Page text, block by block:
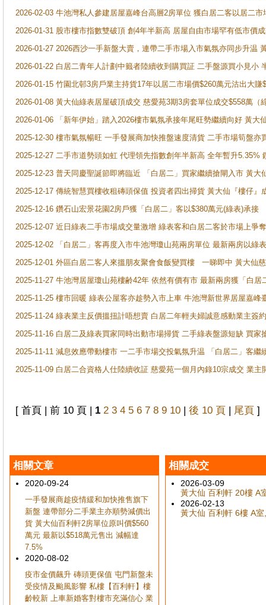
2026-02-03 牛池灣私人參建居屋嘉峰台高層2房單位 獲白居二客以居二市
2026-01-31 股市樓市指數雙破頂 創4年半新高 居屋自由市場罕有低市價
2026-01-27 2026西沙一手新盤大賣，連帶二手市場入市氣氛亦同步升温
2026-01-22 白居二青年人計劃中籤者陸續收到購買証 二手盤源買小見小
2026-01-15 竹園北邨3房戶業主持貨17年以居二市場價$260萬元沽出大賺
2026-01-08 黃大仙綠表居屋破頂成交 慈愛苑3期3房套單位成交$558萬（
2026-01-06 「新年伊始」踏入2026樓市氣氛承接年尾旺勢繼續向好 黃
2025-12-30 樓市氣氛暢旺 一手發展商加快推盤速度清貨 二手市場筍盤
2025-12-27 二手市道勢頭如虹 代理領先指數創年半新高 全年暫升5.35%
2025-12-23 普天同慶聖誕節即將臨近 「白居二」買家繼續搶閘入市 黃
2025-12-17 傳統智慧買樓收租磚頭保值 投資者四出掃貨 黃大仙『樓仔
2025-12-16 鑽石山宏景花園2房戶獲「白居二」客以$380萬元(綠表)承接
2025-12-07 近日綠表二手市場成交量激增 綠表客和白居二客於市場上
2025-12-02 「白居二」客再度入市牛池灣瓊山苑兩房單位 最新兩房以綠
2025-12-01 外區白居二客人來搵朋友聚會食飯變買樓 一睇即中 黃大仙
2025-11-27 牛池灣居屋瓊山苑樓齢42年 依然有價有市 最新兩房獲「白居
2025-11-25 樓市回暖 綠表公屋客亦趁勢入市上車 牛池灣新世界居屋嘉峰
2025-11-24 綠表業主反價搵扭計唔想賣 白居二年輕夫婦誠意感動業主簽
2025-11-16 白居二及綠表買家同時出動市場掃貨 二手綠表盤源短缺 買
2025-11-11 減息效應帶動樓市 一二手市場交投氣氛升温 「白居二」客
2025-11-09 白居二合資格人仕陸續收証 慈愛苑一個月內錄10宗成交 業
[ 首頁 | 前 10 頁 | 1 2 3 4 5 6 7 8 9 10 | 後 10 頁 | 尾頁 ]
相關文章
2020-09-24
一手發展商趁疫情緩和加快推售旗下
新盤 連帶部分二手業主亦順勢減價出
貨 黃大仙百利軒2房單位原叫價$560
萬元 最新以$518萬元售出 減幅達
7.5%
2020-08-02
疫市金價飆升 磚頭更保值 屯門新盤未
受疫情及颱風影響 私樓【百利軒】樓
齡較新 上車新婚客對樓市充滿信心 業
相關成交
2026-03-09
黃大仙 百利軒 20樓 A
2026-02-13
黃大仙 百利軒 6樓 A